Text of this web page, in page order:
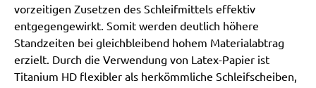
vorzeitigen Zusetzen des Schleifmittels effektiv
entgegengewirkt. Somit werden deutlich höhere
Standzeiten bei gleichbleibend hohem Materialabtrag
erzielt. Durch die Verwendung von Latex-Papier ist
Titanium HD flexibler als herkömmliche Schleifscheiben,